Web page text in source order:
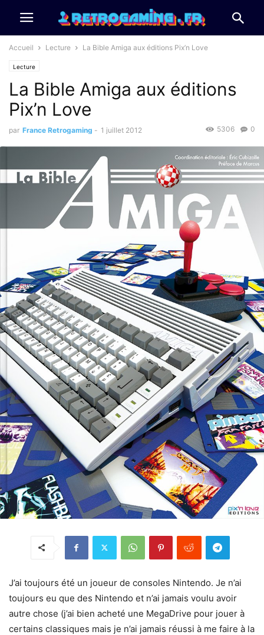
Accueil Lecture La Bible Amiga aux éditions Pix’n Love
Lecture
La Bible Amiga aux éditions
Pix’n Love
par France Retrogaming - 1 juillet 2012 0
5306
J’ai toujours été un joueur de consoles Nintendo. Je n’ai
toujours eu que des Nintendo et n’ai jamais voulu avoir
autre chose (j’ai bien acheté une MegaDrive pour jouer à
certains classiques mais je n’ai jamais réussi à me faire à la